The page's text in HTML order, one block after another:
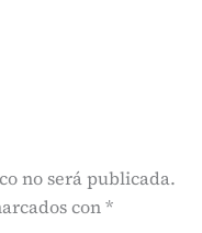
no será publicada.
con*